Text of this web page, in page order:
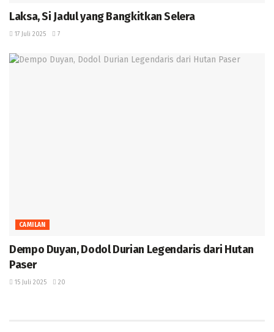
Laksa, Si Jadul yang Bangkitkan Selera
17 Juli 2025 7
CAMILAN
Dempo Duyan, Dodol Durian Legendaris dari Hutan
Paser
15 Juli 2025 20